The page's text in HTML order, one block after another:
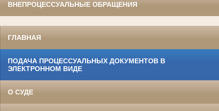
ВНЕПРОЦЕССУАЛЬНЫЕ ОБРАЩЕНИЯ
ГЛАВНАЯ
ПОДАЧА ПРОЦЕССУАЛЬНЫХ ДОКУМЕНТОВ В
ЭЛЕКТРОННОМ ВИДЕ
О СУДЕ